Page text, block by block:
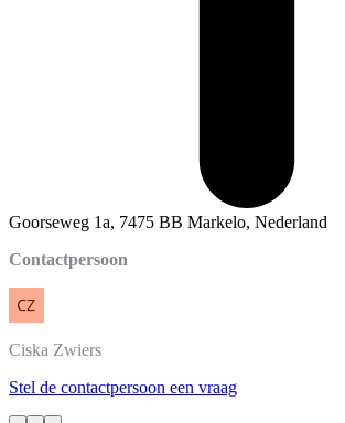
Goorseweg 1a, 7475 BB Markelo, Nederland
Contactpersoon
Ciska Zwiers
Stel de contactpersoon een vraag